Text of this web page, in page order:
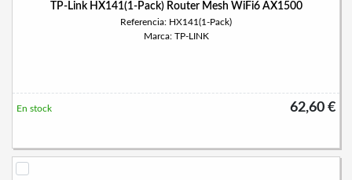
TP-Link HX141(1-Pack) Router Mesh WiFi6 AX1500
Referencia: HX141(1-Pack)
Marca: TP-LINK
62,60 €
En stock